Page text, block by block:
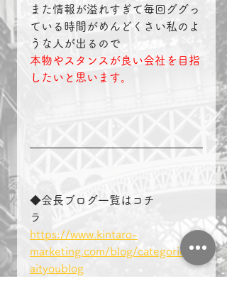
また情報が溢れすぎて毎回ググっ
ている時間がめんどくさい私のよ
うな人が出るので
本物やスタンスが良い会社を目指
したいと思います。
◆会長ブログ一覧はコチ
ラ
https://www.kintaro-
marketing.com/blog/categories/k
aityoublog